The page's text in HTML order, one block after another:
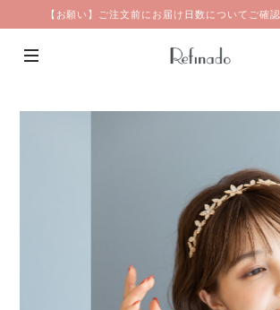
【お願い】ご注文前にお届け日数についてご確